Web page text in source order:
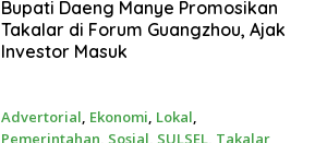
April 19, 2026
Bupati Daeng Manye Promosikan
Takalar di Forum Guangzhou, Ajak
Investor Masuk
Advertorial, Ekonomi, Lokal,
Pemerintahan, Sosial, SULSEL, Takalar